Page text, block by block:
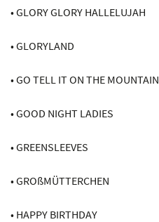
• GLORY GLORY HALLELUJAH
• GLORYLAND
• GO TELL IT ON THE MOUNTAIN
• GOOD NIGHT LADIES
• GREENSLEEVES
• GROßMÜTTERCHEN
• HAPPY BIRTHDAY